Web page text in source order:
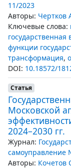
11/2023
Авторы: Чертков
Ключевые слова:
государственная
функции
трансформация,
DOI: 10.18572/
Статья
Московской
2024–2030 гг.
Журнал:
самоуправление
Авторы: Кочетов